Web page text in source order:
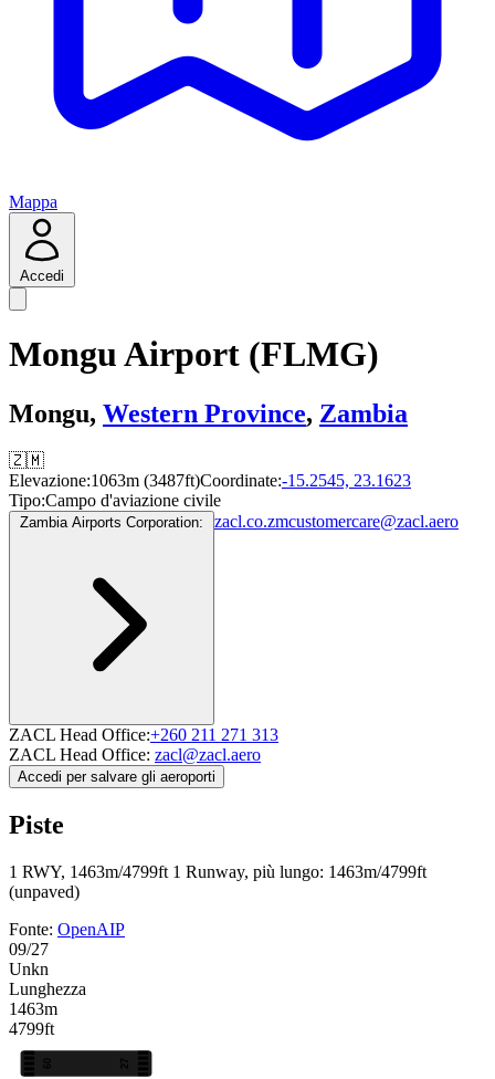
Mappa
Accedi
Mongu Airport (FLMG)
Mongu, Western Province, Zambia
🇿🇲
Elevazione:1063m (3487ft)Coordinate:-15.2545, 23.1623
Tipo:Campo d'aviazione civile
Zambia Airports Corporation: zacl.co.zmcustomercare@zacl.aero
ZACL Head Office:+260 211 271 313
ZACL Head Office: zacl@zacl.aero
Accedi per salvare gli aeroporti
Piste
1 RWY, 1463m/4799ft 1 Runway, più lungo: 1463m/4799ft
(unpaved)
Fonte: OpenAIP
09/27
Unkn
Lunghezza
1463m
4799ft
27
09